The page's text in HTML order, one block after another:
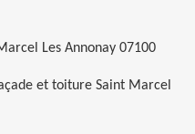
Les Annonay 07100
et toiture Saint Marcel